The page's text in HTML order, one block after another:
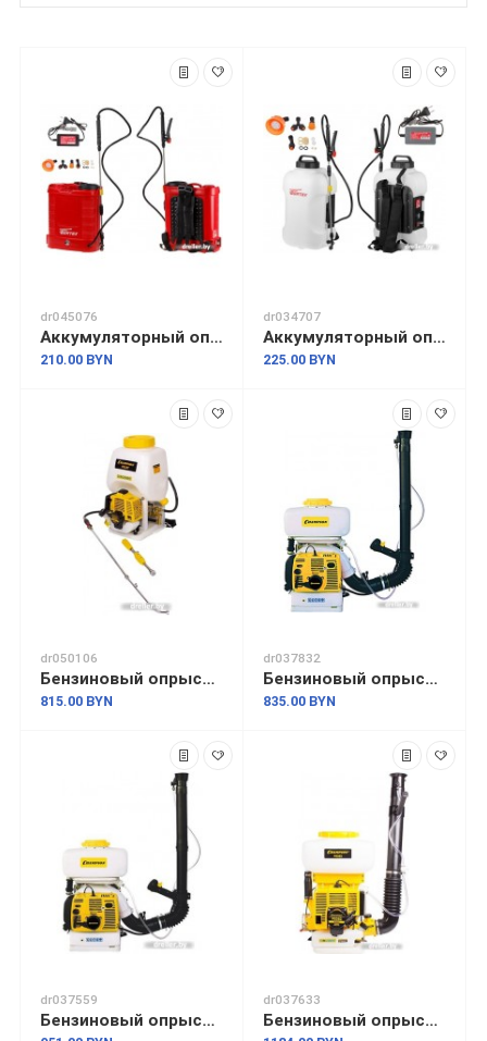
dr045076
Аккумуляторный опрыскиватель Wortex KS 1240 Li
210.00 BYN
dr034707
Аккумуляторный опрыскиватель Wortex KS 1690 Li
225.00 BYN
dr050106
Бензиновый опрыскиватель Champion PS227
815.00 BYN
dr037832
Бензиновый опрыскиватель Champion PS242
835.00 BYN
dr037559
Бензиновый опрыскиватель Champion PS257
dr037633
Бензиновый опрыскиватель Champion PS282